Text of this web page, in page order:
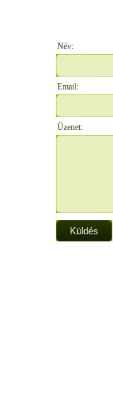
Név:
Email:
Üzenet: